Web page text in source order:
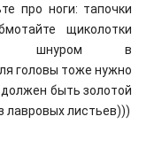
про ноги: тапочки
щиколотки
шнуром в
головы тоже нужно
быть золотой
лавровых листьев)))